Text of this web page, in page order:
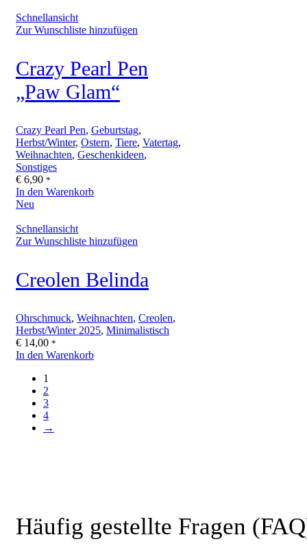
Schnellansicht
Zur Wunschliste hinzufügen
Crazy Pearl Pen
„Paw Glam“
Crazy Pearl Pen, Geburtstag,
Herbst/Winter, Ostern, Tiere, Vatertag,
Weihnachten, Geschenkideen,
Sonstiges
€ 6,90 *
In den Warenkorb
Neu
Schnellansicht
Zur Wunschliste hinzufügen
Creolen Belinda
Ohrschmuck, Weihnachten, Creolen,
Herbst/Winter 2025, Minimalistisch
€ 14,00 *
In den Warenkorb
1
2
3
4
→
Häufig gestellte Fragen